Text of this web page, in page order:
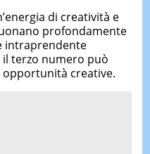
di creatività e
profondamente
intraprendente
il terzo numero può
creative.